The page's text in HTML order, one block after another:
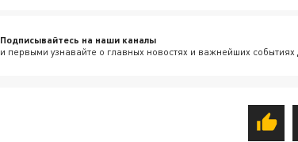
Подписывайтесь на наши каналы
и первыми узнавайте о главных новостях и важнейших событиях